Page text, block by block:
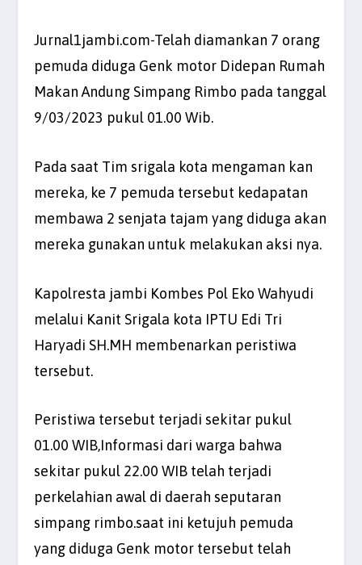
Jurnal1jambi.com-Telah diamankan 7 orang
pemuda diduga Genk motor Didepan Rumah
Makan Andung Simpang Rimbo pada tanggal
9/03/2023 pukul 01.00 Wib.
Pada saat Tim srigala kota mengaman kan
mereka, ke 7 pemuda tersebut kedapatan
membawa 2 senjata tajam yang diduga akan
mereka gunakan untuk melakukan aksi nya.
Kapolresta jambi Kombes Pol Eko Wahyudi
melalui Kanit Srigala kota IPTU Edi Tri
Haryadi SH.MH membenarkan peristiwa
tersebut.
Peristiwa tersebut terjadi sekitar pukul
01.00 WIB,Informasi dari warga bahwa
sekitar pukul 22.00 WIB telah terjadi
perkelahian awal di daerah seputaran
simpang rimbo.saat ini ketujuh pemuda
yang diduga Genk motor tersebut telah